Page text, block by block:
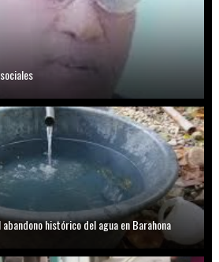
histórico del agua en Barahona